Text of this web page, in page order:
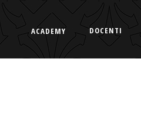
ACADEMY DOCENTI